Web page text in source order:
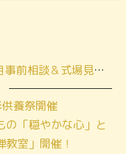
相談＆式場見学会開催スケジュール
養祭開催
の「穏やかな心」と
教室」開催！